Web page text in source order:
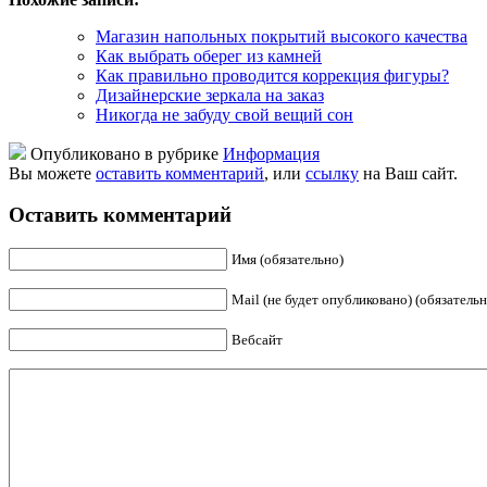
Магазин напольных покрытий высокого качества
Как выбрать оберег из камней
Как правильно проводится коррекция фигуры?
Дизайнерские зеркала на заказ
Никогда не забуду свой вещий сон
Опубликовано в рубрике Информация
Вы можете оставить комментарий, или ссылку на Ваш сайт.
Оставить комментарий
Имя (обязательно)
Mail (не будет опубликовано)
Вебсайт